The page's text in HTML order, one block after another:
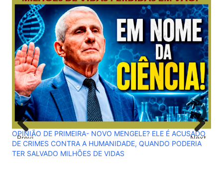
MENGELE? ELE É ACUSADO
QUANDO PODERIA
Previ
ous
Next